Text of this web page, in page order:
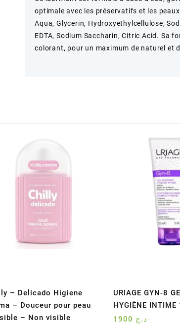
optimale avec les préservatifs et les
Aqua, Glycerin, Hydroxyethylcellulose,
EDTA, Sodium Saccharin, Citric Acid. Sa
colorant, pour un maximum de naturel et
– Delicado Higiene
– Douceur pour peau
– Non visible
URIAGE GYN-8
HYGIÈNE INTIME
د.ج